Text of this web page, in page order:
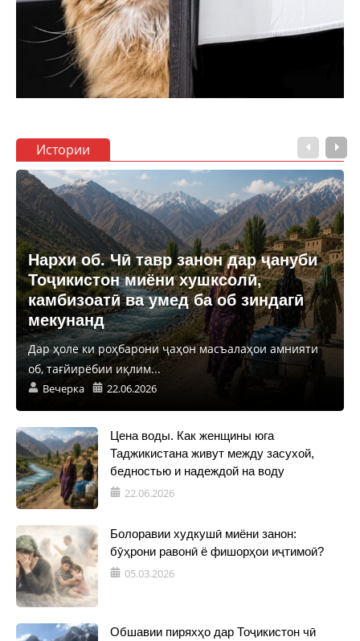
Истории
Нархи об. Чӣ тавр занон дар ҷануби
Тоҷикистон миёни хушксолӣ,
камбизоатӣ ва умед ба об зиндагӣ
мекунанд
Дар ҳоле ки роҳбарони ҷаҳон масъалаҳои амнияти
об, тағйирёбии иқлим...
Вечерка 22.06.2026
Цена воды. Как женщины юга
Таджикистана живут между засухой,
бедностью и надеждой на воду
22.06.2026
Болоравии худкушӣ миёни занон:
бӯҳрони равонӣ ё фишорҳои иҷтимоӣ?
05.03.2026
Обшавии пиряхҳо дар Тоҷикистон чӣ